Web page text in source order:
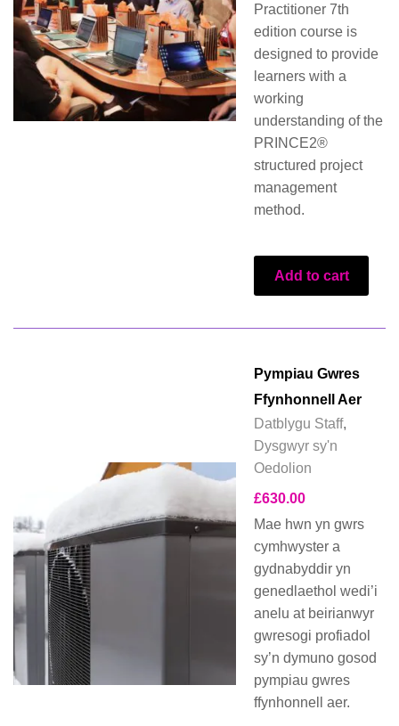
Practitioner 7th
edition course is
designed to provide
learners with a
working
understanding of the
PRINCE2®
structured project
management
method.
Add to cart
Pympiau Gwres
Ffynhonnell Aer
Datblygu Staff,
Dysgwyr sy'n
Oedolion
£630.00
Mae hwn yn gwrs
cymhwyster a
gydnabyddir yn
genedlaethol wedi’i
anelu at beirianwyr
gwresogi profiadol
sy’n dymuno gosod
pympiau gwres
ffynhonnell aer.